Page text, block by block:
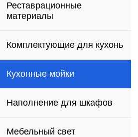
Реставрационные
материалы
Комплектующие для кухонь
Кухонные мойки
Наполнение для шкафов
Мебельный свет